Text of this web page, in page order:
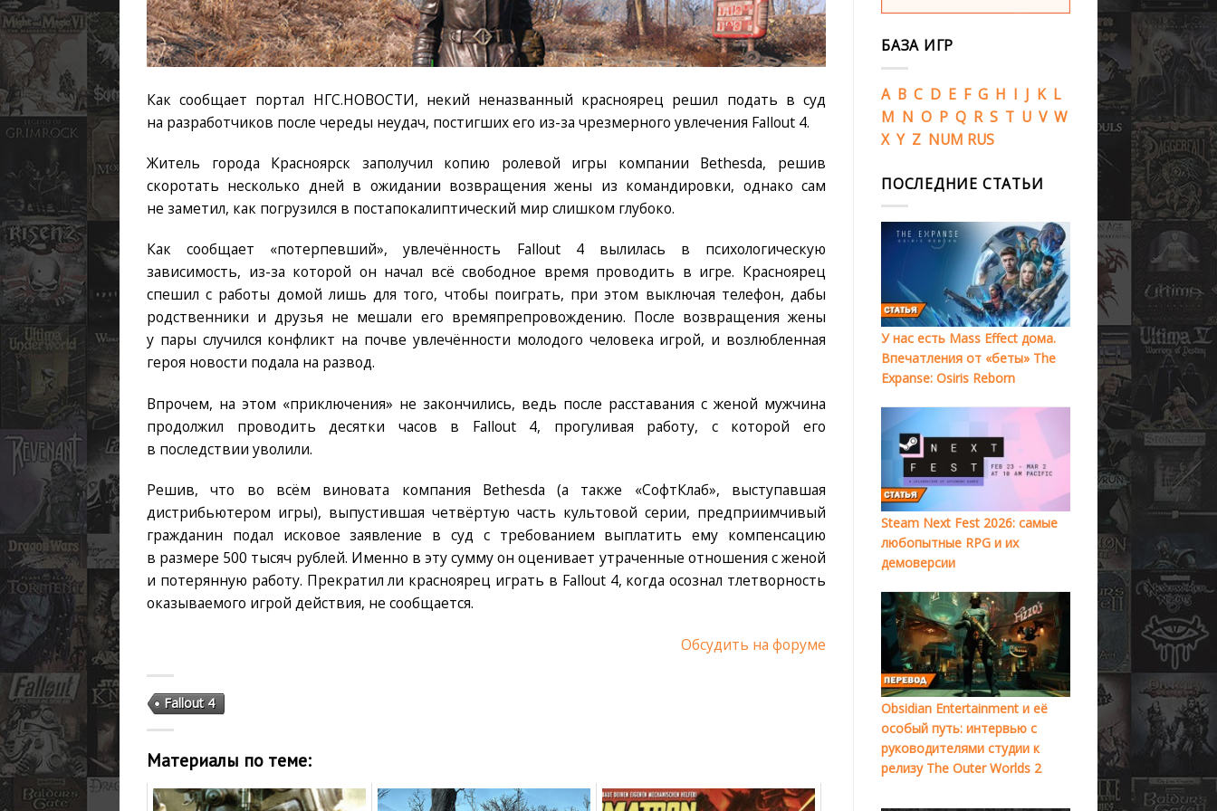
Как сообщает портал НГС.НОВОСТИ, некий неназванный красноярец решил подать в суд
на разработчиков после череды неудач, постигших его из-за чрезмерного увлечения Fallout 4.
Житель города Красноярск заполучил копию ролевой игры компании Bethesda, решив
скоротать несколько дней в ожидании возвращения жены из командировки, однако сам
не заметил, как погрузился в постапокалиптический мир слишком глубоко.
Как сообщает «потерпевший», увлечённость Fallout 4 вылилась в психологическую
зависимость, из-за которой он начал всё свободное время проводить в игре. Красноярец
спешил с работы домой лишь для того, чтобы поиграть, при этом выключая телефон, дабы
родственники и друзья не мешали его времяпрепровождению. После возвращения жены
у пары случился конфликт на почве увлечённости молодого человека игрой, и возлюбленная
героя новости подала на развод.
Впрочем, на этом «приключения» не закончились, ведь после расставания с женой мужчина
продолжил проводить десятки часов в Fallout 4, прогуливая работу, с которой его
в последствии уволили.
Решив, что во всём виновата компания Bethesda (а также «СофтКлаб», выступавшая
дистрибьютером игры), выпустившая четвёртую часть культовой серии, предприимчивый
гражданин подал исковое заявление в суд с требованием выплатить ему компенсацию
в размере 500 тысяч рублей. Именно в эту сумму он оценивает утраченные отношения с женой
и потерянную работу. Прекратил ли красноярец играть в Fallout 4, когда осознал тлетворность
оказываемого игрой действия, не сообщается.
Обсудить на форуме
Fallout 4
Материалы по теме:
БАЗА ИГР
A B C D E F G H I J K L
M N O P Q R S T U V W
X Y Z NUM RUS
ПОСЛЕДНИЕ СТАТЬИ
У нас есть Mass Effect дома.
Впечатления от «беты» The
Expanse: Osiris Reborn
Steam Next Fest 2026: самые
любопытные RPG и их
демоверсии
Obsidian Entertainment и её
особый путь: интервью с
руководителями студии к
релизу The Outer Worlds 2